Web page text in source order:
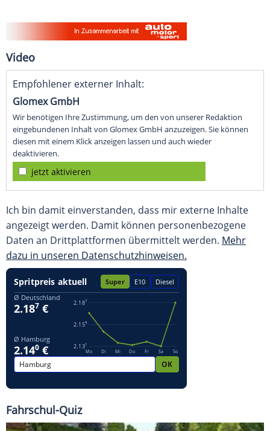
Video
Empfohlener externer Inhalt:
Glomex GmbH
Wir benötigen Ihre Zustimmung, um den von unserer Redaktion
eingebundenen Inhalt von Glomex GmbH anzuzeigen. Sie können
diesen mit einem Klick anzeigen lassen und auch wieder
deaktivieren.
jetzt aktivieren
Ich bin damit einverstanden, dass mir externe Inhalte
angezeigt werden. Damit können personenbezogene
Daten an Drittplattformen übermittelt werden. Mehr
dazu in unseren Datenschutzhinweisen.
Fahrschul-Quiz